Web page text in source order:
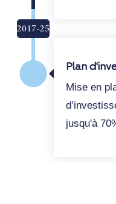
2017-25
Plan
Mise en
jusqu'à